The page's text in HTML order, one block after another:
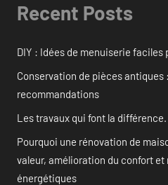
Recent Posts
DIY : Idées de menuiserie faciles
Conservation de pièces antiques
recommandations
Les travaux qui font la différence.
Pourquoi une rénovation de
valeur, amélioration du confort
énergétiques